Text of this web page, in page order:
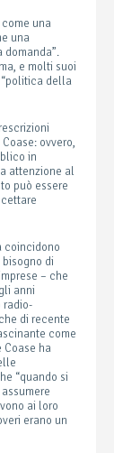
una
una
e molti suoi
della
ovvero,
in
attenzione al
può essere
coincidono
di
– che
anni
radio-
di recente
come
Coase ha
“quando si
ai loro
erano un